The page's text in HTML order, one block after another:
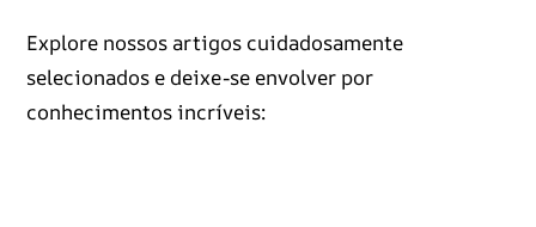
Explore nossos artigos cuidadosamente
selecionados e deixe-se envolver por
conhecimentos incríveis: